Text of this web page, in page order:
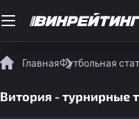
ГлавнаяФутбольная
Витория - турнирные